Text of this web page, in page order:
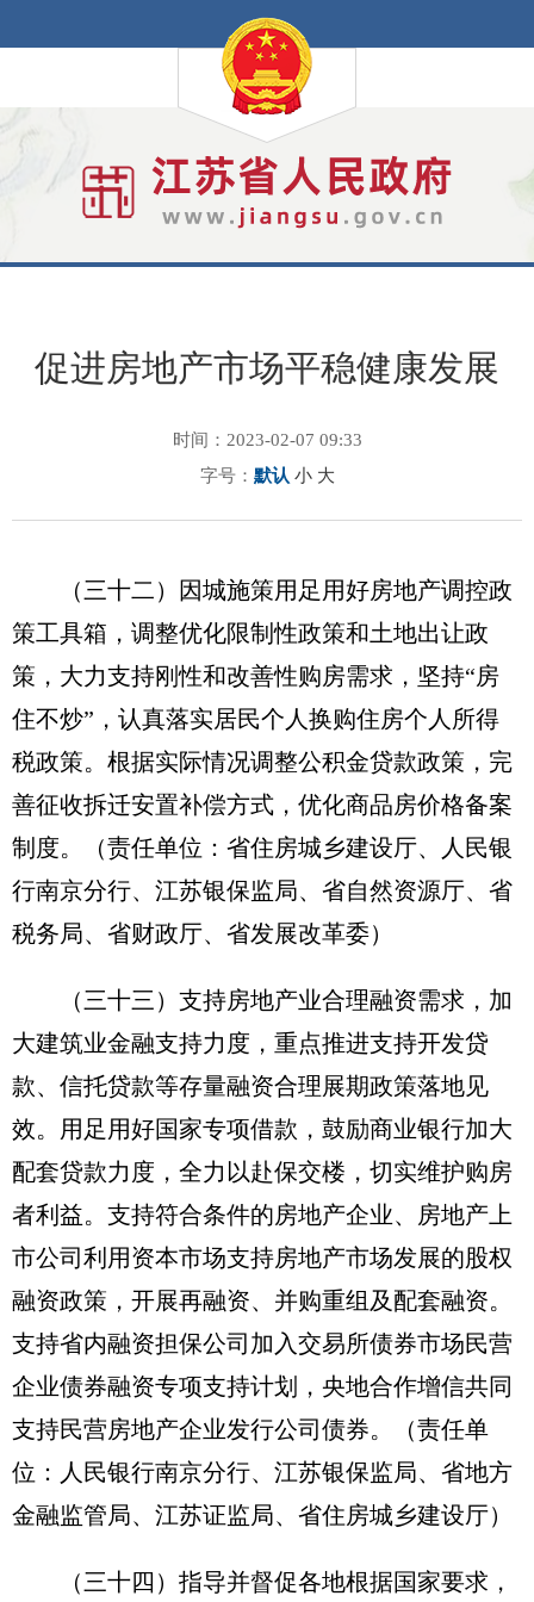
促进房地产市场平稳健康发展
时间：2023-02-07 09:33
字号： 默认 小 大
（三十二）因城施策用足用好房地产调控政
策工具箱，调整优化限制性政策和土地出让政
策，大力支持刚性和改善性购房需求，坚持“房
住不炒”，认真落实居民个人换购住房个人所得
税政策。根据实际情况调整公积金贷款政策，完
善征收拆迁安置补偿方式，优化商品房价格备案
制度。
（责任单位：省住房城乡建设厅、人民银
行南京分行、江苏银保监局、省自然资源厅、省
税务局、省财政厅、省发展改革委）
（三十三）支持房地产业合理融资需求，加
大建筑业金融支持力度，重点推进支持开发贷
款、信托贷款等存量融资合理展期政策落地见
效。用足用好国家专项借款，鼓励商业银行加大
配套贷款力度，全力以赴保交楼，切实维护购房
者利益。支持符合条件的房地产企业、房地产上
市公司利用资本市场支持房地产市场发展的股权
融资政策，开展再融资、并购重组及配套融资。
支持省内融资担保公司加入交易所债券市场民营
企业债券融资专项支持计划，央地合作增信共同
支持民营房地产企业发行公司债券。
（责任单
位：人民银行南京分行、江苏银保监局、省地方
金融监管局、江苏证监局、省住房城乡建设厅）
（三十四）指导并督促各地根据国家要求，